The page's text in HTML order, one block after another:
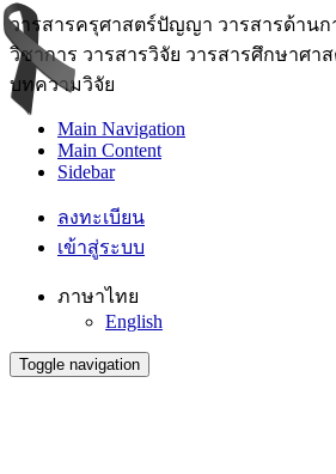
วารสารครุศาสตร์ปัญญา วารสารด้านก
วิชาการ วารสารวิจัย วารสารศึกษาศา
บทความวิจัย
Main Navigation
Main Content
Sidebar
ลงทะเบียน
เข้าสู่ระบบ
ภาษาไทย
English
Toggle navigation